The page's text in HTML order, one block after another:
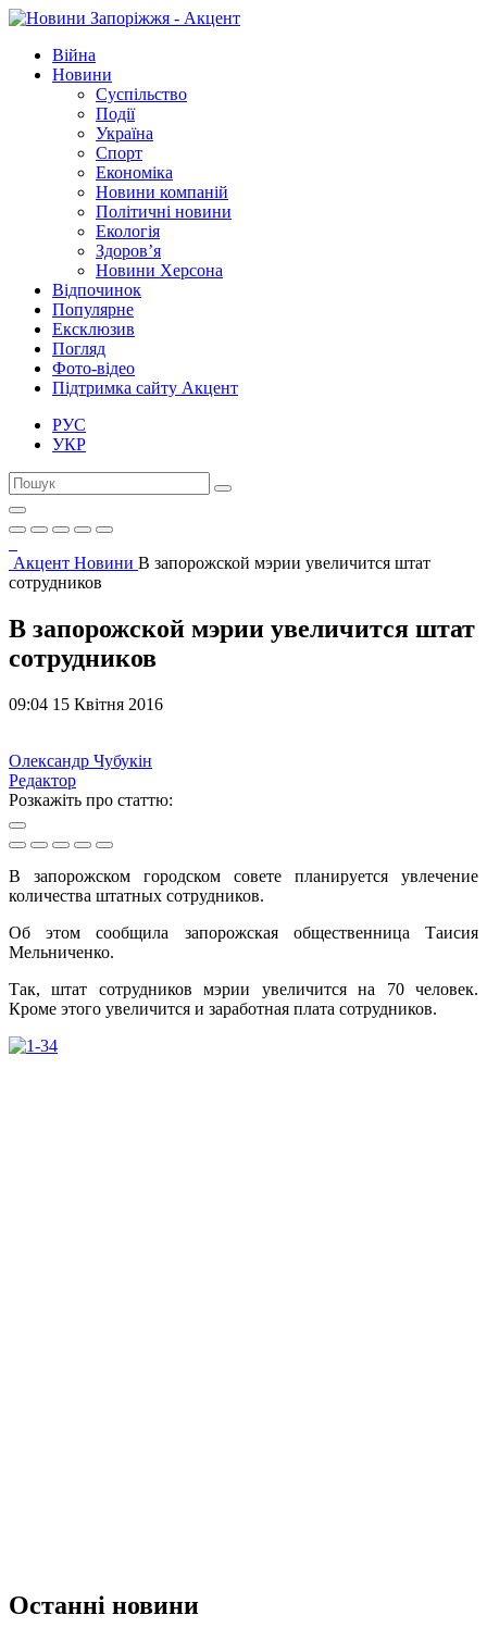
Війна
Новини
Суспільство
Події
Україна
Спорт
Економіка
Новини компаній
Політичні новини
Екологія
Здоров’я
Новини Херсона
Відпочинок
Популярне
Ексклюзив
Погляд
Фото-відео
Підтримка сайту Акцент
РУС
УКР
Акцент Новини В запорожской мэрии увеличится штат
сотрудников
В запорожской мэрии увеличится штат
сотрудников
09:04 15 Квітня 2016
Олександр Чубукін
Редактор
Розкажіть про статтю:
В запорожском городском совете планируется увлечение
количества штатных сотрудников.
Об этом сообщила запорожская общественница Таисия
Мельниченко.
Так, штат сотрудников мэрии увеличится на 70 человек.
Кроме этого увеличится и заработная плата сотрудников.
Останні новини